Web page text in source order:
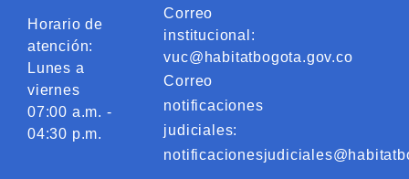
Horario de
atención:
Lunes a
viernes
07:00 a.m. -
04:30 p.m.
Correo
institucional:
vuc@habitatbogota.gov.co
Correo
notificaciones
judiciales: